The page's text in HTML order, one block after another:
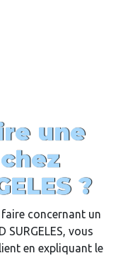
une
?
concernant un
SURGELES, vous
en expliquant le